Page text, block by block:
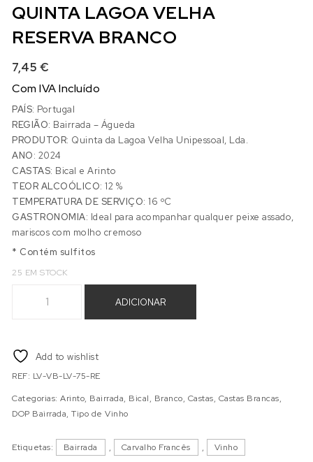
QUINTA LAGOA VELHA
RESERVA BRANCO
7,45 €
Com IVA Incluído
PAÍS: Portugal
REGIÃO: Bairrada – Águeda
PRODUTOR: Quinta da Lagoa Velha Unipessoal, Lda.
ANO: 2024
CASTAS: Bical e Arinto
TEOR ALCOÓLICO:12 %
TEMPERATURA DE SERVIÇO: 16 ºC
GASTRONOMIA: Ideal para acompanhar qualquer peixe assado,
mariscos com molho cremoso
* Contém sulfitos
25 EM STOCK
ADICIONAR
Add to wishlist
REF: LV-VB-LV-75-RE
Categorias:Arinto, Bairrada, Bical, Branco, Castas, Castas Brancas,
DOP Bairrada,Tipo de Vinho
Etiquetas: Bairrada , Carvalho Francês , Vinho